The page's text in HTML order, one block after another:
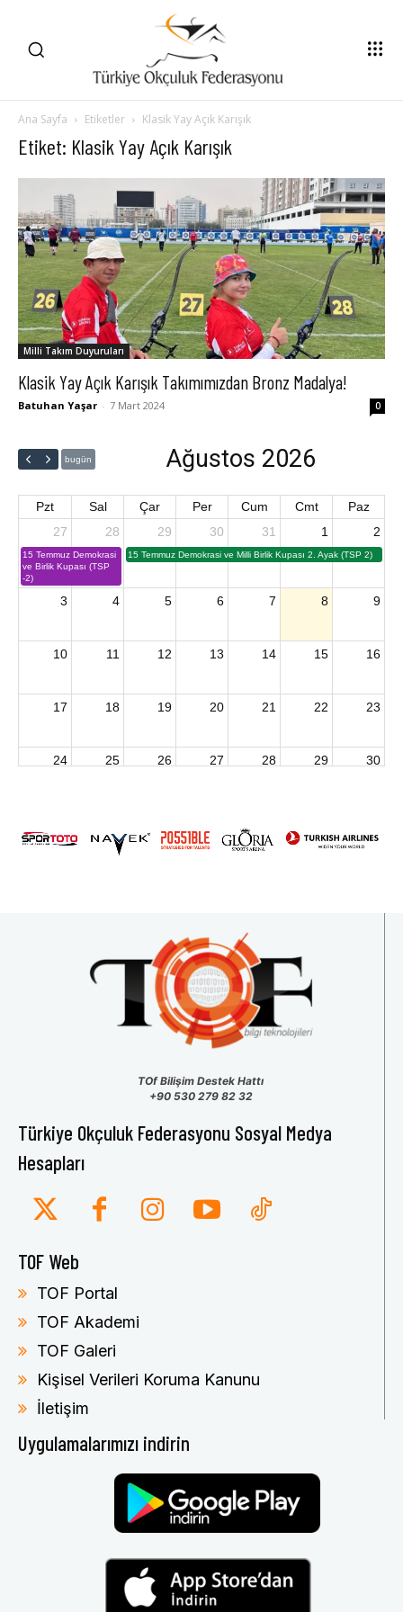
Ana Sayfa Etiketler Klasik Yay Açık Karışık
Etiket: Klasik Yay Açık Karışık
Milli Takım Duyuruları
Klasik Yay Açık Karışık Takımımızdan Bronz Madalya!
Batuhan Yaşar - 7 Mart 2024 0
bugün Ağustos 2026
Pzt Sal Çar Per Cum Cmt
Paz
27
15 Temmuz Demokrasi
ve Birlik Kupası (TSP
-2)
28 29
15 Temmuz Demokrasi ve Milli Birlik Kupası 2. Ayak (TSP 2)
30 31 1 2
3 4 5 6 7 8 9
10 11 12 13 14 15 16
17 18 19 20 21 22 23
24 25 26 27 28 29 30
TOf Bilişim Destek Hattı
+90 530 279 82 32
Türkiye Okçuluk Federasyonu Sosyal Medya
Hesapları
TOF Web
TOF Portal
TOF Akademi
TOF Galeri
Kişisel Verileri Koruma Kanunu
İletişim
Uygulamalarımızı indirin